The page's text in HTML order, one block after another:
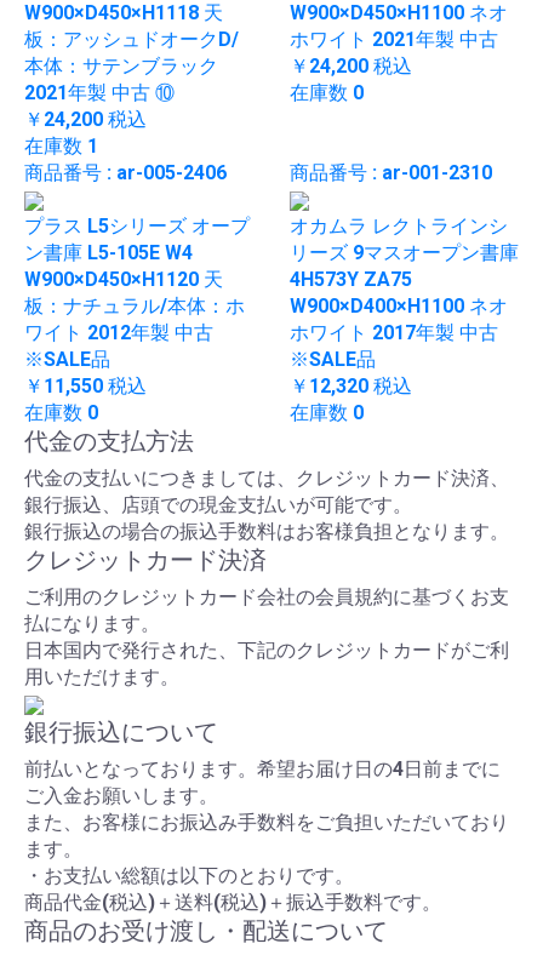
W900×D450×H1118 天
板：アッシュドオークD/
本体：サテンブラック
2021年製 中古 ⑩
￥24,200 税込
在庫数 1
W900×D450×H1100 ネオ
ホワイト 2021年製 中古
￥24,200 税込
在庫数 0
商品番号 : ar-005-2406
プラス L5シリーズ オープ
ン書庫 L5-105E W4
W900×D450×H1120 天
板：ナチュラル/本体：ホ
ワイト 2012年製 中古
※SALE品
￥11,550 税込
在庫数 0
商品番号 : ar-001-2310
オカムラ レクトラインシ
リーズ 9マスオープン書庫
4H573Y ZA75
W900×D400×H1100 ネオ
ホワイト 2017年製 中古
※SALE品
￥12,320 税込
在庫数 0
代金の支払方法
代金の支払いにつきましては、クレジットカード決済、
銀行振込、店頭での現金支払いが可能です。
銀行振込の場合の振込手数料はお客様負担となります。
クレジットカード決済
ご利用のクレジットカード会社の会員規約に基づくお支
払になります。
日本国内で発行された、下記のクレジットカードがご利
用いただけます。
銀行振込について
前払いとなっております。希望お届け日の4日前までに
ご入金お願いします。
また、お客様にお振込み手数料をご負担いただいており
ます。
・お支払い総額は以下のとおりです。
商品代金(税込)＋送料(税込)＋振込手数料です。
商品のお受け渡し・配送について